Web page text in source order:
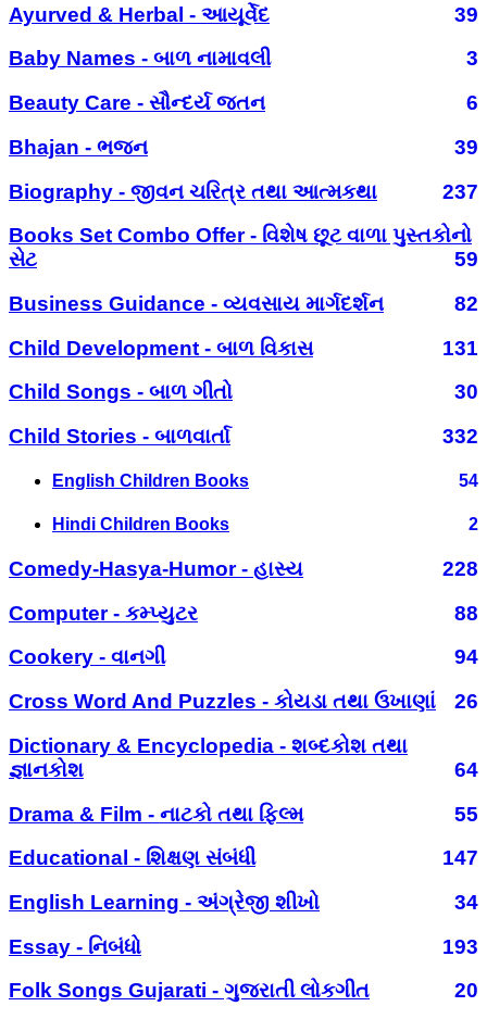
Ayurved & Herbal - આયૂર્વેદ
39
Baby Names - બાળ નામાવલી
3
Beauty Care - સૌન્દર્ય જતન
6
Bhajan - ભજન
39
Biography - જીવન ચરિત્ર તથા આત્મકથા
237
Books Set Combo Offer - વિશેષ છૂટ વાળા પુસ્તકોનો
સેટ
59
Business Guidance - વ્યવસાય માર્ગદર્શન
82
Child Development - બાળ વિકાસ
131
Child Songs - બાળ ગીતો
30
Child Stories - બાળવાર્તા
332
English Children Books 54
Hindi Children Books 2
Comedy-Hasya-Humor - હાસ્ય
228
Computer - કમ્પ્યુટર
88
Cookery - વાનગી
94
Cross Word And Puzzles - કોયડા તથા ઉખાણાં
26
Dictionary & Encyclopedia - શબ્દકોશ તથા
જ્ઞાનકોશ
64
Drama & Film - નાટકો તથા ફિલ્મ
55
Educational - શિક્ષણ સંબંધી
147
English Learning - અંગ્રેજી શીખો
34
Essay - નિબંધો
193
Folk Songs Gujarati - ગુજરાતી લોકગીત
20